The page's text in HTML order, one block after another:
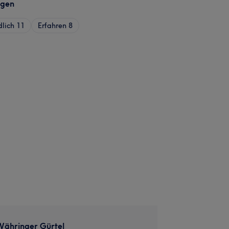
11 Erfahren 8
Gürtel